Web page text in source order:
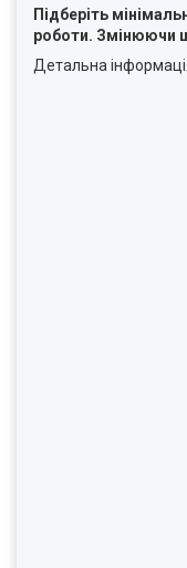
Підберіть
роботи. Змінюючи
Детальна